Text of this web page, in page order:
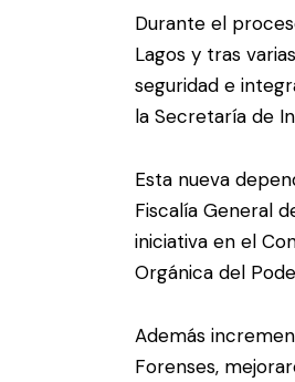
Durante el
Lagos y tras
seguridad e
la Secretaría de
Esta nueva
Fiscalía General
iniciativa en el
Orgánica del
Además
Forenses,